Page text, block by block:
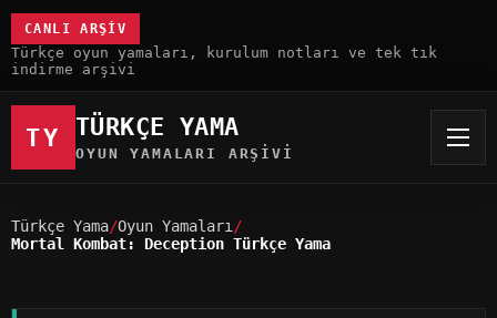
CANLI ARŞIV
Türkçe oyun yamaları, kurulum notları ve tek tık
indirme arşivi
TY TÜRKÇE YAMA
OYUN YAMALARI ARŞIVI
Türkçe Yama Oyun Yamaları
Mortal Kombat: Deception Türkçe Yama